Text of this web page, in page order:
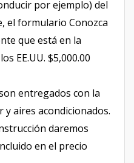
por ejemplo) del
el formulario Conozca
que está en la
EE.UU. $5,000.00
entregados con la
aires acondicionados.
daremos
en el precio